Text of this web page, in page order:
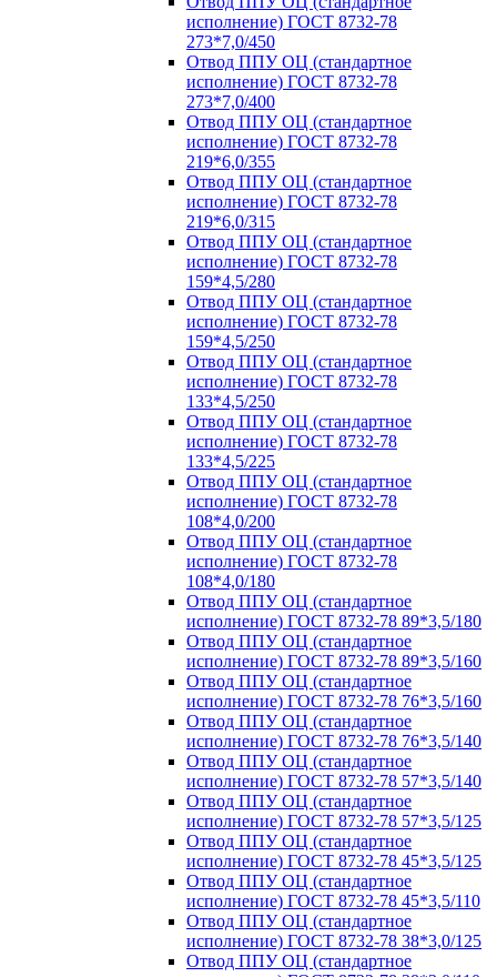
исполнение) ГОСТ 8732-78
273*7,0/450
Отвод ППУ ОЦ (стандартное
исполнение) ГОСТ 8732-78
273*7,0/400
Отвод ППУ ОЦ (стандартное
исполнение) ГОСТ 8732-78
219*6,0/355
Отвод ППУ ОЦ (стандартное
исполнение) ГОСТ 8732-78
219*6,0/315
Отвод ППУ ОЦ (стандартное
исполнение) ГОСТ 8732-78
159*4,5/280
Отвод ППУ ОЦ (стандартное
исполнение) ГОСТ 8732-78
159*4,5/250
Отвод ППУ ОЦ (стандартное
исполнение) ГОСТ 8732-78
133*4,5/250
Отвод ППУ ОЦ (стандартное
исполнение) ГОСТ 8732-78
133*4,5/225
Отвод ППУ ОЦ (стандартное
исполнение) ГОСТ 8732-78
108*4,0/200
Отвод ППУ ОЦ (стандартное
исполнение) ГОСТ 8732-78
108*4,0/180
Отвод ППУ ОЦ (стандартное
исполнение) ГОСТ 8732-78 89*3,5/180
Отвод ППУ ОЦ (стандартное
исполнение) ГОСТ 8732-78 89*3,5/160
Отвод ППУ ОЦ (стандартное
исполнение) ГОСТ 8732-78 76*3,5/160
Отвод ППУ ОЦ (стандартное
исполнение) ГОСТ 8732-78 76*3,5/140
Отвод ППУ ОЦ (стандартное
исполнение) ГОСТ 8732-78 57*3,5/140
Отвод ППУ ОЦ (стандартное
исполнение) ГОСТ 8732-78 57*3,5/125
Отвод ППУ ОЦ (стандартное
исполнение) ГОСТ 8732-78 45*3,5/125
Отвод ППУ ОЦ (стандартное
исполнение) ГОСТ 8732-78 45*3,5/110
Отвод ППУ ОЦ (стандартное
исполнение) ГОСТ 8732-78 38*3,0/125
Отвод ППУ ОЦ (стандартное